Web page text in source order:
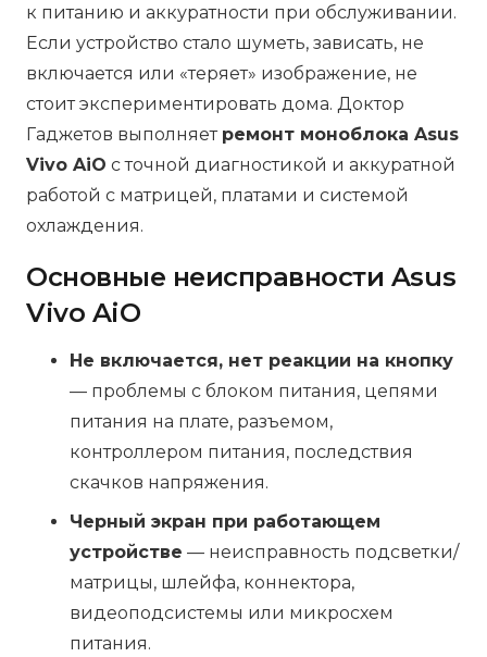
к питанию и аккуратности при обслуживании.
Если устройство стало шуметь, зависать, не
включается или «теряет» изображение, не
стоит экспериментировать дома. Доктор
Гаджетов выполняет ремонт моноблока Asus
Vivo AiO с точной диагностикой и аккуратной
работой с матрицей, платами и системой
охлаждения.
Основные неисправности Asus
Vivo AiO
Не включается, нет реакции на кнопку
— проблемы с блоком питания, цепями
питания на плате, разъемом,
контроллером питания, последствия
скачков напряжения.
Черный экран при работающем
устройстве — неисправность подсветки/
матрицы, шлейфа, коннектора,
видеоподсистемы или микросхем
питания.